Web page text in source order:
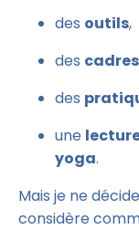
des outils,
des
des
une
yoga.
Mais je ne
considère